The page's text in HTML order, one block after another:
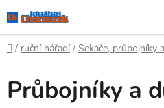
na
obsah
Domů
/ ruční nářadí / Sekáče, průbojníky
Průbojníky a